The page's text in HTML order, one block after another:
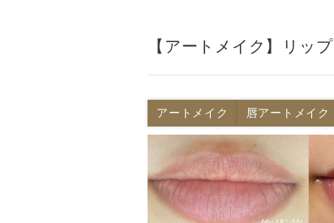
【アートメイク】リップ
アートメイク 唇アートメイク